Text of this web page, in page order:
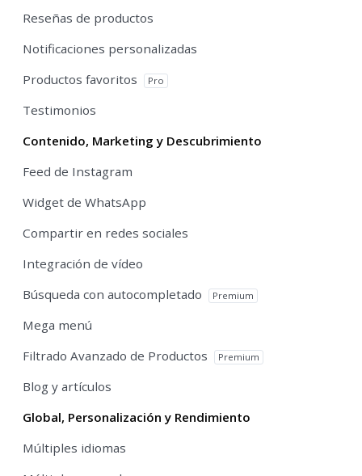
Reseñas de productos
Notificaciones personalizadas
Productos favoritos
Pro
Testimonios
Contenido, Marketing y Descubrimiento
Feed de Instagram
Widget de WhatsApp
Compartir en redes sociales
Integración de vídeo
Búsqueda con autocompletado
Premium
Mega menú
Filtrado Avanzado de Productos
Premium
Blog y artículos
Global, Personalización y Rendimiento
Múltiples idiomas